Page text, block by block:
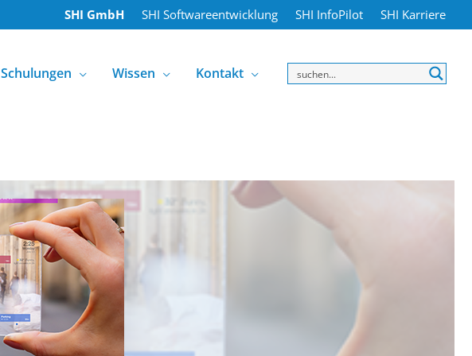
SHI GmbH SHI Softwareentwicklung SHI InfoPilot SHI Karriere
Schulungen Wissen Kontakt